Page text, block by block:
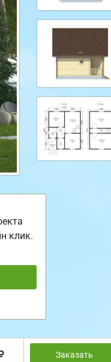
клик.
Заказать